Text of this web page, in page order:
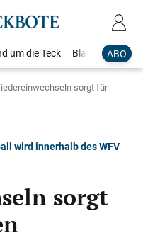
ABO
um die Teck Blaulicht
sorgt für
wird innerhalb des WFV
sorgt